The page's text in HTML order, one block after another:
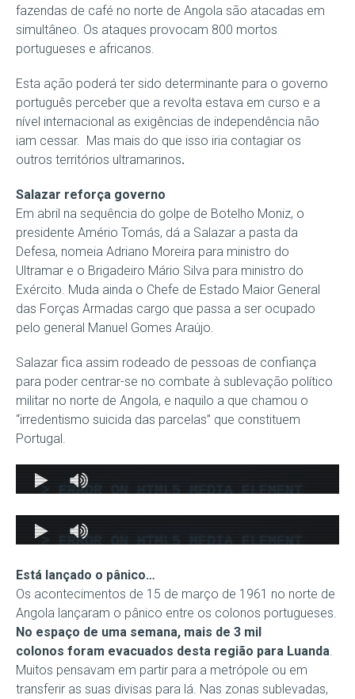
fazendas de café no norte de Angola são atacadas em
simultâneo. Os ataques provocam 800 mortos
portugueses e africanos.
Esta ação poderá ter sido determinante para o governo
português perceber que a revolta estava em curso e a
nível internacional as exigências de independência não
iam cessar. Mas mais do que isso iria contagiar os
outros territórios ultramarinos.
Salazar reforça governo
Em abril na sequência do golpe de Botelho Moniz, o
presidente Amério Tomás, dá a Salazar a pasta da
Defesa, nomeia Adriano Moreira para ministro do
Ultramar e o Brigadeiro Mário Silva para ministro do
Exército. Muda ainda o Chefe de Estado Maior General
das Forças Armadas cargo que passa a ser ocupado
pelo general Manuel Gomes Araújo.
Salazar fica assim rodeado de pessoas de confiança
para poder centrar-se no combate à sublevação político
militar no norte de Angola, e naquilo a que chamou o
“irredentismo suicida das parcelas” que constituem
Portugal.
Está lançado o pânico…
Os acontecimentos de 15 de março de 1961 no norte de
Angola lançaram o pânico entre os colonos portugueses.
No espaço de uma semana, mais de 3 mil
colonos foram evacuados desta região para Luanda.
Muitos pensavam em partir para a metrópole ou em
transferir as suas divisas para lá. Nas zonas sublevadas,